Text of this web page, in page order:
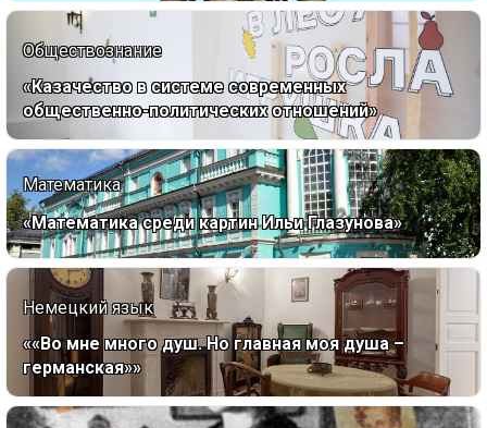
Обществознание
«Казачество в системе современных
общественно-политических отношений»
Математика
«Математика среди картин Ильи Глазунова»
Немецкий язык
««Во мне много душ. Но главная моя душа –
германская»»